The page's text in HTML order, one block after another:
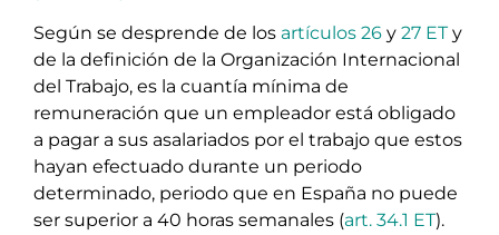
Según se desprende de los artículos 26 y 27 ETy
de la definición de la Organización Internacional
del Trabajo, es la cuantía mínima de
remuneración que un empleador está obligado
a pagar a sus asalariados por el trabajo que estos
hayan efectuado durante un periodo
determinado, periodo que en España no puede
ser superior a 40 horas semanales (art. 34.1 ET).